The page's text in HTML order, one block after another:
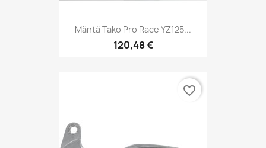
Mäntä Tako Pro Race YZ125...
120,48 €
favorite_border